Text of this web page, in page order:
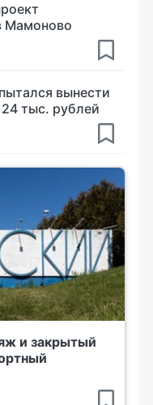
Мамоново
вынести
тыс. рублей
и закрытый